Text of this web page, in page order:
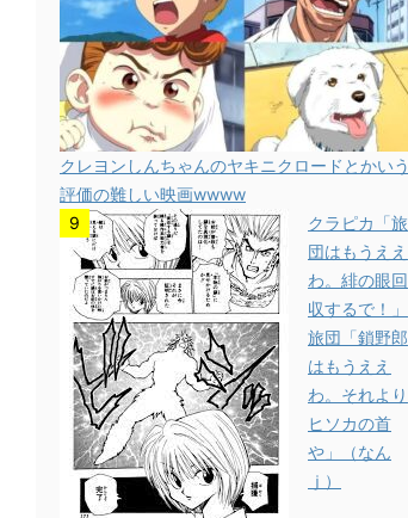
クレヨンしんちゃんのヤキニクロードとかいう
評価の難しい映画wwww
クラピカ「旅
団はもうええ
わ。緋の眼回
収するで！」
旅団「鎖野郎
はもうええ
わ。それより
ヒソカの首
や」（なん
ｊ）